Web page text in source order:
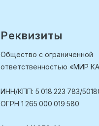
Реквизиты
Общество с ограниченной
ответственностью «МИР
ИНН/КПП: 5 018 223 783/
ОГРН 1 265 000 019 580